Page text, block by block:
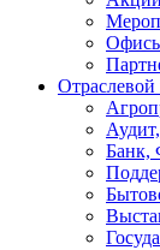
Отраслевой
Банк,